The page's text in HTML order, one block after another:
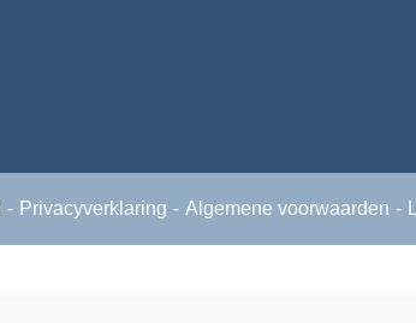
Privacyverklaring Algemene voorwaarden